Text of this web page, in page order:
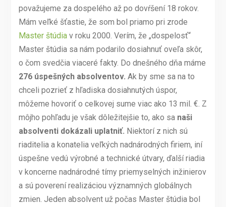
považujeme za dospelého až po dovŕšení 18 rokov.
Mám veľké šťastie, že som bol priamo pri zrode
Master štúdiav roku 2000. Verím, že „dospelosť“
Master štúdia sa nám podarilo dosiahnuť oveľa skôr,
o čom svedčia viaceré fakty. Do dnešného dňa máme
276 úspešných absolventov. Ak by sme sa na to
chceli pozrieť z hľadiska dosiahnutých úspor,
môžeme hovoriť o celkovej sume viac ako 13 mil. €. Z
môjho pohľadu je však dôležitejšie to, ako sa naši
absolventi dokázali uplatniť. Niektorí z nich sú
riaditelia a konatelia veľkých nadnárodných firiem, iní
úspešne vedú výrobné a technické útvary, ďalší riadia
v koncerne nadnárodné tímy priemyselných inžinierov
a sú poverení realizáciou významných globálnych
zmien. Jeden absolvent už počas Master štúdia bol